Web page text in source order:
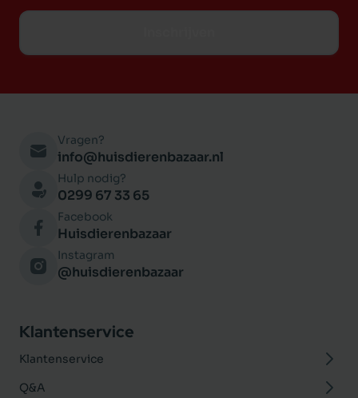
Vragen?
info@huisdierenbazaar.nl
Hulp nodig?
0299 67 33 65
Facebook
Huisdierenbazaar
Instagram
@huisdierenbazaar
Klantenservice
Klantenservice
Q&A